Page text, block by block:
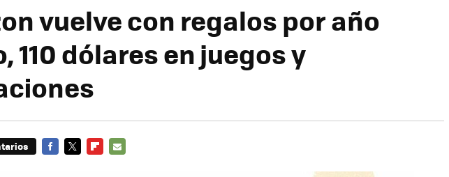
vuelve con regalos por año
110 dólares en juegos y